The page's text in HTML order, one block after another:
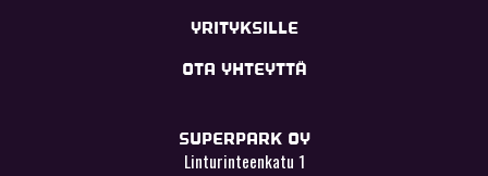
YRITYKSILLE
OTA YHTEYTTÄ
SUPERPARK OY
Linturinteenkatu 1